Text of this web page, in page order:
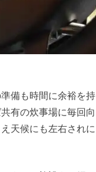
備も時間に余裕を持
有の炊事場に毎回向
天候にも左右されに